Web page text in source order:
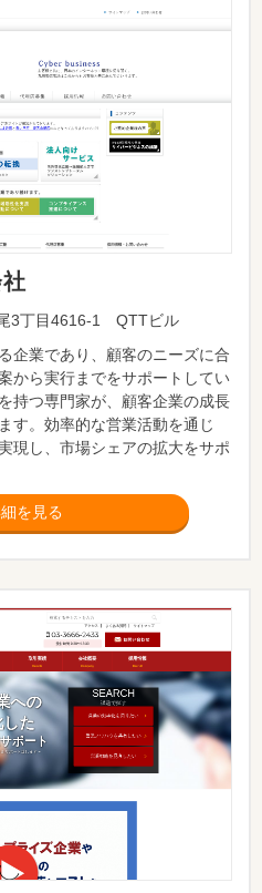
3丁目4616-1 QTTビル
企業であり、顧客のニーズに合
から実行までをサポートしてい
持つ専門家が、顧客企業の成長
す。効率的な営業活動を通じ
現し、市場シェアの拡大をサポ
を見る